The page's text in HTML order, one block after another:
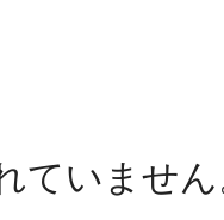
ていませ